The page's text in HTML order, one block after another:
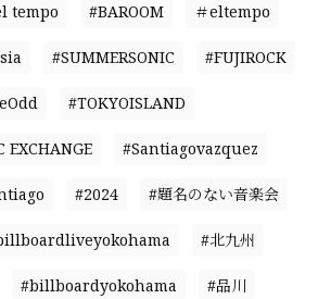
tempo #BAROOM ＃eltempo
#SUMMERSONIC #FUJIROCK
#TOKYOISLAND
EXCHANGE #Santiagovazquez
#2024 #題名のない音楽会
#北九州
#billboardyokohama #品川